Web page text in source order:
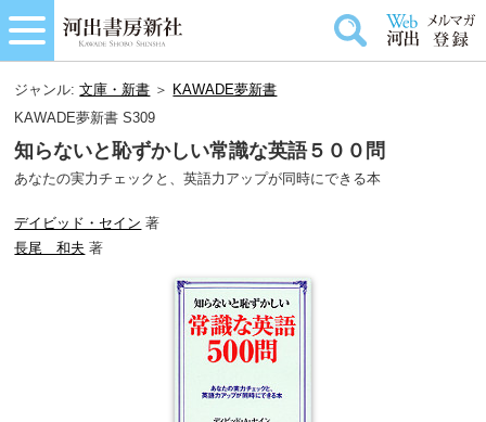
ジャンル:文庫・新書 ＞ KAWADE夢新書
KAWADE夢新書 S309
知らないと恥ずかしい常識な英語５００問
あなたの実力チェックと、英語力アップが同時にできる本
デイビッド・セイン 著
長尾 和夫 著